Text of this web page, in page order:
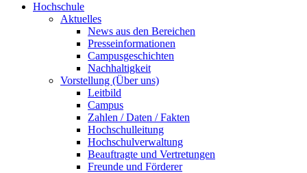
Hochschule
Aktuelles
News aus den Bereichen
Presseinformationen
Campusgeschichten
Nachhaltigkeit
Vorstellung (Über uns)
Leitbild
Campus
Zahlen / Daten / Fakten
Hochschulleitung
Hochschulverwaltung
Beauftragte und Vertretungen
Freunde und Förderer